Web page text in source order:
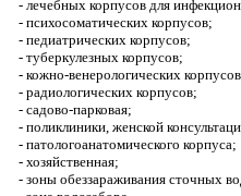
- лечебных корпусов для
- психосоматических корпусов;
- педиатрических корпусов;
- туберкулезных корпусов;
- кожно-венерологических
- радиологических корпусов;
- садово-парковая;
- поликлиники, женской
- патологоанатомического корпуса;
- хозяйственная;
- зоны обеззараживания сточных